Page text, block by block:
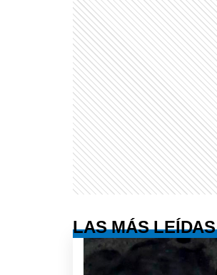
LAS MÁS LEÍDAS